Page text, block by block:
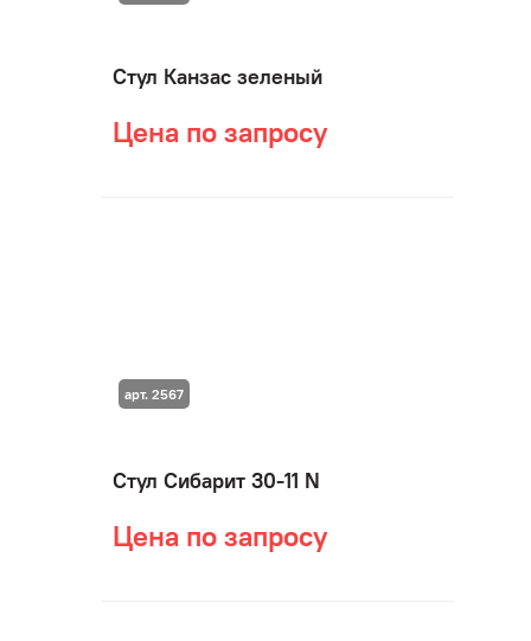
Стул Канзас зеленый
Цена по запросу
Стул Сибарит 30-11 N
Цена по запросу
арт. 2567